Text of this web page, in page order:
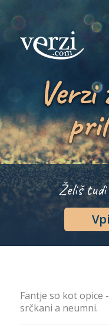
Želiš
Fantje so kot opice -
srčkani a neumni.